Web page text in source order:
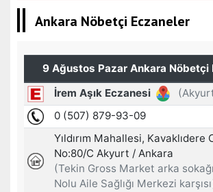
Ankara Nöbetçi Eczaneler